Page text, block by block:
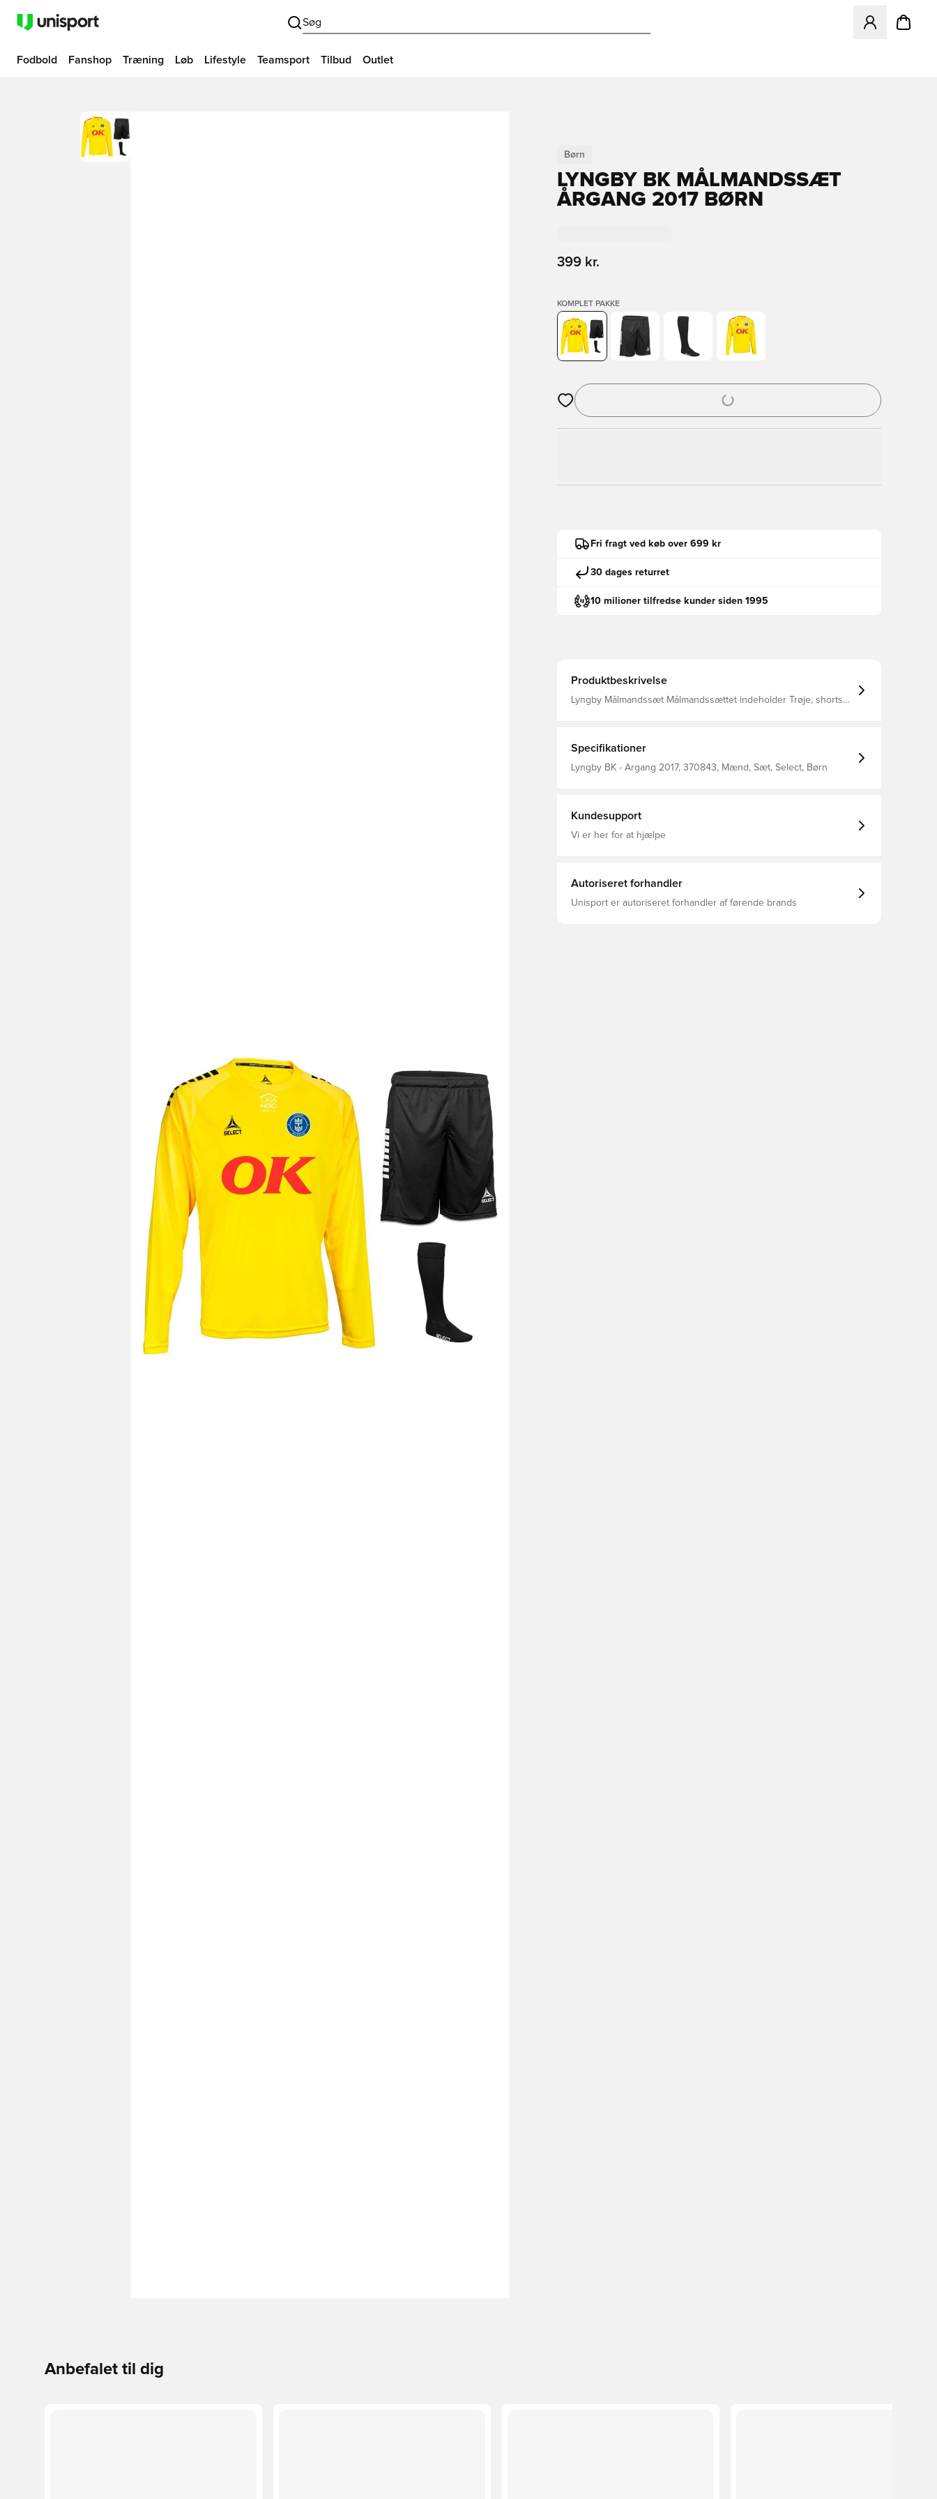
Søg
Åbner en
Fodbold Fanshop Træning Løb Lifestyle Teamsport Tilbud Outlet
Børn
LYNGBY BK MÅLMANDSSÆT
ÅRGANG 2017 BØRN
399 kr.
KOMPLET PAKKE
Åbner en Modal til at logge ind eller tilmelde dig som medlem
Fri fragt ved køb over 699 kr
30 dages returret
10 milioner tilfredse kunder siden 1995
Produktbeskrivelse
Lyngby Målmandssæt Målmandssættet indeholder Trøje, shorts
Specifikationer
Lyngby BK - Argang 2017, 370843, Mænd, Sæt, Select, Børn
Kundesupport
Vi er her for at hjælpe
Autoriseret forhandler
Unisport er autoriseret forhandler af førende brands
Anbefalet til dig